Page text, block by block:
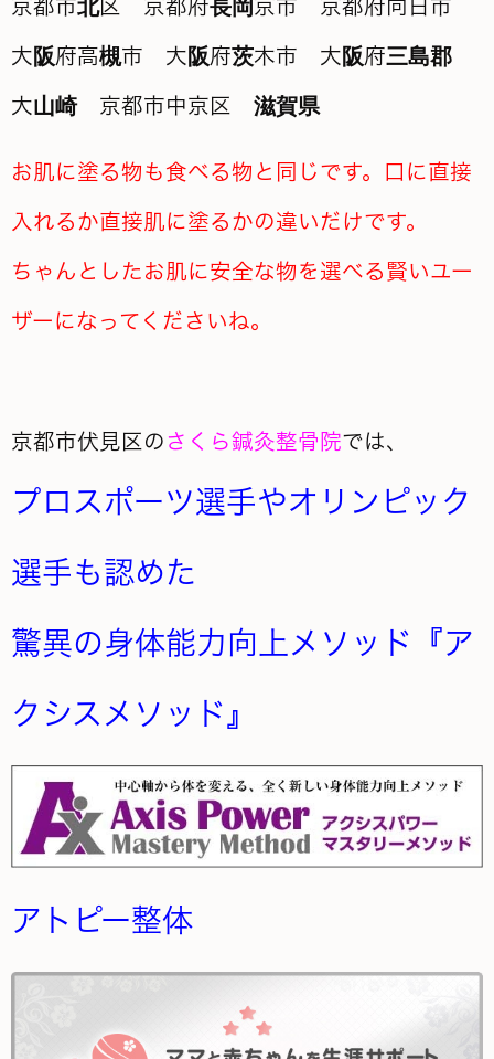
お肌に塗る物も食べる物と同じです。口に直接
入れるか直接肌に塗るかの違いだけです。
ちゃんとしたお肌に安全な物を選べる賢いユー
ザーになってくださいね。
京都市伏見区の さくら鍼灸整骨院では、
プロスポーツ選手やオリンピック
選手も認めた
驚異の身体能力向上メソッド『ア
クシスメソッド』
アトピー整体